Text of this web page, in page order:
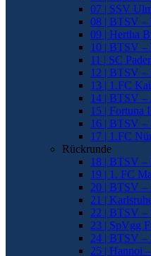
07 | SSV
08 | BTSV –
09 | Hertha
10 | BTSV –
11 | SC
12 | BTSV –
13 | 1.FC
14 | BTSV –
15 | Fortuna
16 | BTSV –
17 | 1.FC
Rückrunde
18 | BTSV –
19 | 1. FC
20 | BTSV –
21 |
22 | BTSV –
23 | SpVgg
24 | BTSV –
25 | Hannoi